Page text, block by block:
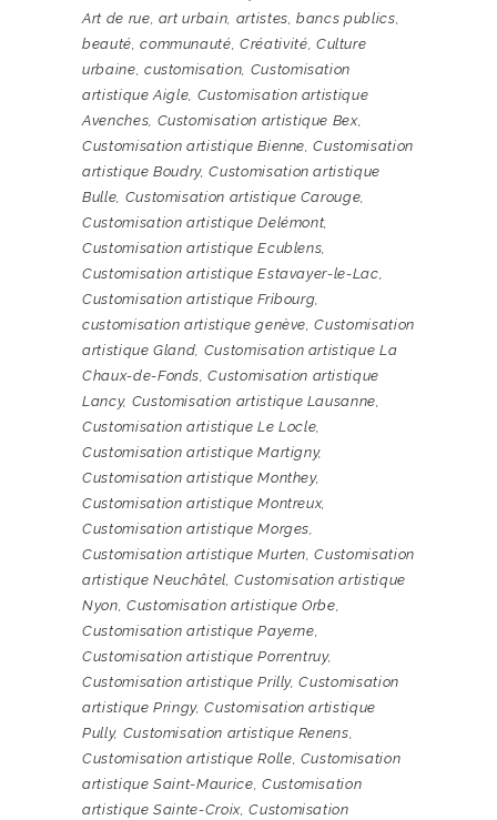
Art de rue, art urbain, artistes,bancs publics,
beauté,communauté,Créativité, Culture
urbaine, customisation, Customisation
artistique Aigle, Customisation artistique
Avenches, Customisation artistique Bex,
Customisation artistique Bienne,Customisation
artistique Boudry,Customisation artistique
Bulle, Customisation artistique Carouge,
Customisation artistique Delémont,
Customisation artistique Ecublens,
Customisation artistique Estavayer-le-Lac,
Customisation artistique Fribourg,
customisation artistique genève,Customisation
artistique Gland, Customisation artistique La
Chaux-de-Fonds,Customisation artistique
Lancy, Customisation artistique Lausanne,
Customisation artistique Le Locle,
Customisation artistique Martigny,
Customisation artistique Monthey,
Customisation artistique Montreux,
Customisation artistique Morges,
Customisation artistique Murten,Customisation
artistique Neuchâtel,Customisation artistique
Nyon, Customisation artistique Orbe,
Customisation artistique Payerne,
Customisation artistique Porrentruy,
Customisation artistique Prilly,Customisation
artistique Pringy,Customisation artistique
Pully, Customisation artistique Renens,
Customisation artistique Rolle, Customisation
artistique Saint-Maurice, Customisation
artistique Sainte-Croix,Customisation